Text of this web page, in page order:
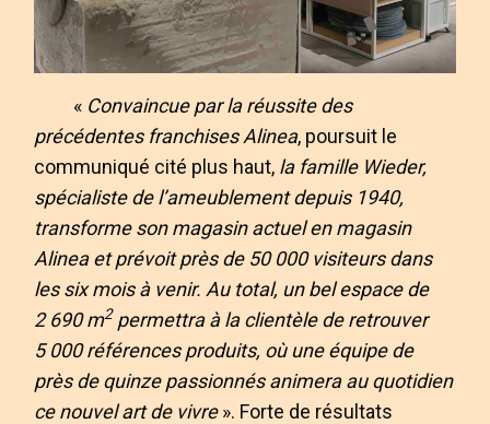
« Convaincue par la réussite des
précédentes franchises Alinea, poursuit le
communiqué cité plus haut, la famille Wieder,
spécialiste de l’ameublement depuis 1940,
transforme son magasin actuel en magasin
Alinea et prévoit près de 50 000 visiteurs dans
les six mois à venir. Au total, un bel espace de
2 690 m2permettra à la clientèle de retrouver
5 000 références produits, où une équipe de
près de quinze passionnés animera au quotidien
ce nouvel art de vivre». Forte de résultats